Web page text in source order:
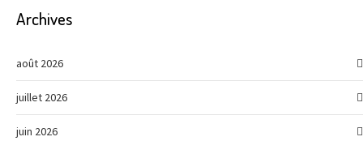
Archives
août 2026
juillet 2026
juin 2026